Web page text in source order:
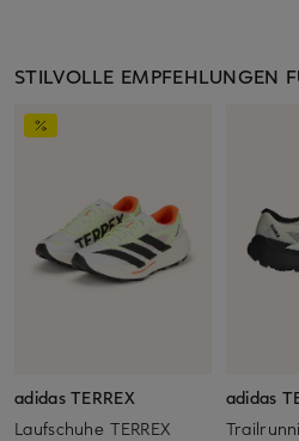
STILVOLLE EMPFEHLUNGEN
adidas TERREX
Laufschuhe TERREX
adidas